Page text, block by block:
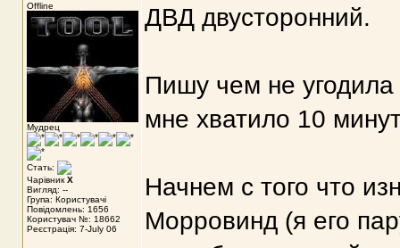
Offline
Мудрец
Стать:
Чарівник X
Вигляд: --
Група: Користувачі
Повідомлень: 1656
Користувач №: 18662
Реєстрація: 7-July 06
ДВД двусторонний.
Пишу чем не угодила
мне хватило 10
Начнем с того что
Морровинд (я его